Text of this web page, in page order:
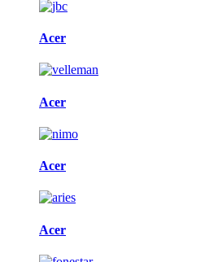
Acer
Acer
Acer
Acer